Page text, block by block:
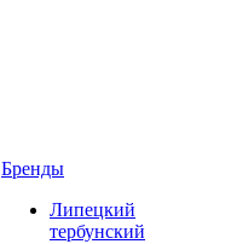
Бренды
Липецкий
тербунский